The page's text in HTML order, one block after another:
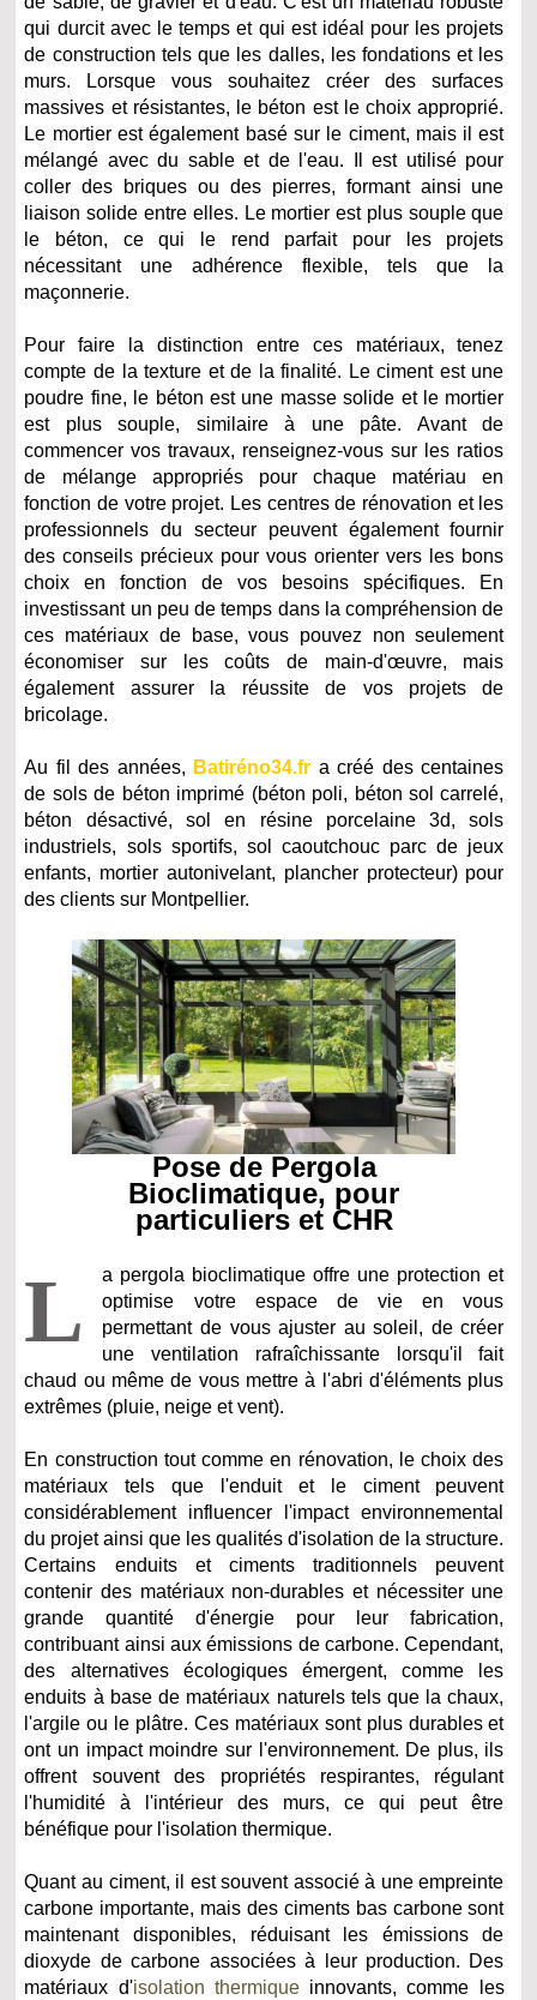
qui durcit avec le temps et qui est idéal pour les projets
de construction tels que les dalles, les fondations et les
murs. Lorsque vous souhaitez créer des surfaces
massives et résistantes, le béton est le choix approprié.
Le mortier est également basé sur le ciment, mais il est
mélangé avec du sable et de l'eau. Il est utilisé pour
coller des briques ou des pierres, formant ainsi une
liaison solide entre elles. Le mortier est plus souple que
le béton, ce qui le rend parfait pour les projets
nécessitant une adhérence flexible, tels que la
maçonnerie.
Pour faire la distinction entre ces matériaux, tenez
compte de la texture et de la finalité. Le ciment est une
poudre fine, le béton est une masse solide et le mortier
est plus souple, similaire à une pâte. Avant de
commencer vos travaux, renseignez-vous sur les ratios
de mélange appropriés pour chaque matériau en
fonction de votre projet. Les centres de rénovation et les
professionnels du secteur peuvent également fournir
des conseils précieux pour vous orienter vers les bons
choix en fonction de vos besoins spécifiques. En
investissant un peu de temps dans la compréhension de
ces matériaux de base, vous pouvez non seulement
économiser sur les coûts de main-d'œuvre, mais
également assurer la réussite de vos projets de
bricolage.
Au fil des années, Batiréno34.fr a créé des centaines
de sols de béton imprimé (béton poli, béton sol carrelé,
béton désactivé, sol en résine porcelaine 3d, sols
industriels, sols sportifs, sol caoutchouc parc de jeux
enfants, mortier autonivelant, plancher protecteur) pour
des clients sur Montpellier.
Pose de Pergola
Bioclimatique, pour
particuliers et CHR
L
a pergola bioclimatique offre une protection et
optimise votre espace de vie en vous
permettant de vous ajuster au soleil, de créer
une ventilation rafraîchissante lorsqu'il fait
chaud ou même de vous mettre à l'abri d'éléments plus
extrêmes (pluie, neige et vent).
En construction tout comme en rénovation, le choix des
matériaux tels que l'enduit et le ciment peuvent
considérablement influencer l'impact environnemental
du projet ainsi que les qualités d'isolation de la structure.
Certains enduits et ciments traditionnels peuvent
contenir des matériaux non-durables et nécessiter une
grande quantité d'énergie pour leur fabrication,
contribuant ainsi aux émissions de carbone. Cependant,
des alternatives écologiques émergent, comme les
enduits à base de matériaux naturels tels que la chaux,
l'argile ou le plâtre. Ces matériaux sont plus durables et
ont un impact moindre sur l'environnement. De plus, ils
offrent souvent des propriétés respirantes, régulant
l'humidité à l'intérieur des murs, ce qui peut être
bénéfique pour l'isolation thermique.
Quant au ciment, il est souvent associé à une empreinte
carbone importante, mais des ciments bas carbone sont
maintenant disponibles, réduisant les émissions de
dioxyde de carbone associées à leur production. Des
matériaux d'isolation thermiqueinnovants, comme les